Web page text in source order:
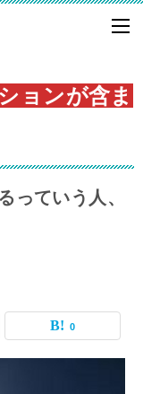
ョンが含ま
っていう人、
0